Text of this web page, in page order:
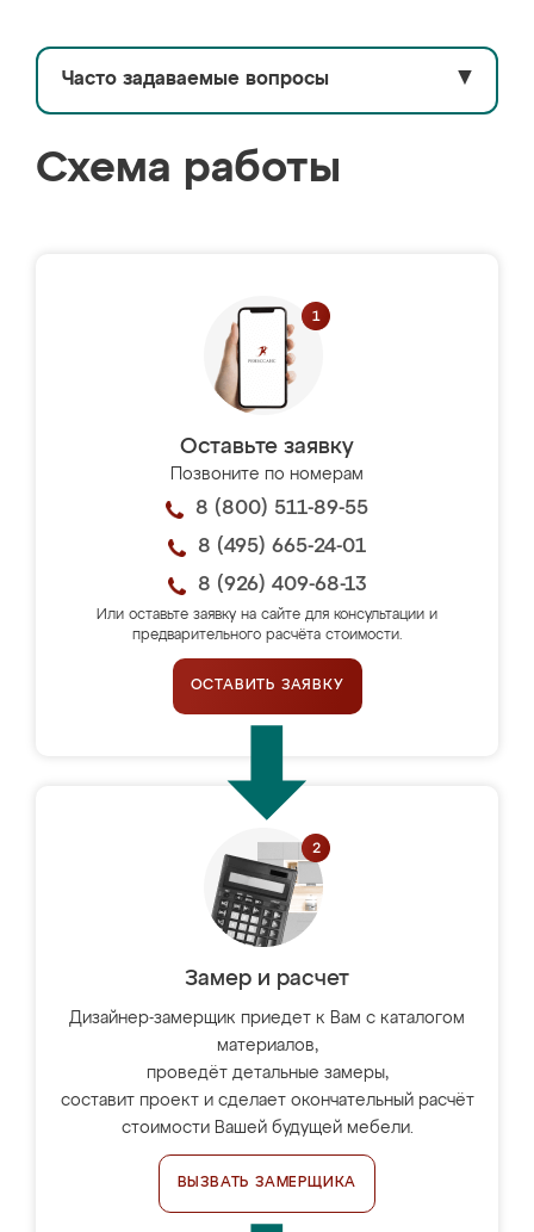
Часто задаваемые вопросы ▼
Схема работы
Оставьте заявку
Позвоните по номерам
8 (800) 511-89-55
8 (495) 665-24-01
8 (926) 409-68-13
Или оставьте заявку на сайте для консультации и
предварительного расчёта стоимости.
ОСТАВИТЬ ЗАЯВКУ
Замер и расчет
Дизайнер-замерщик приедет к Вам с каталогом
материалов,
проведёт детальные замеры,
составит проект и сделает окончательный расчёт
стоимости Вашей будущей мебели.
ВЫЗВАТЬ ЗАМЕРЩИКА